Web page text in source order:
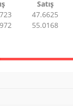
Satış
47.6625
55.0168